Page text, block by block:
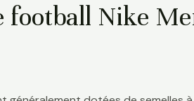
football Nike